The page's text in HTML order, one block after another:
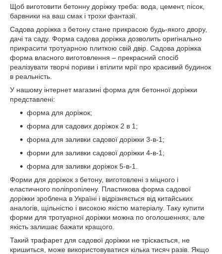
Щоб виготовити бетонну доріжку треба: вода, цемент, пісок,
барвники на ваш смак і трохи фантазії.
Садова доріжка з бетону стане прикрасою будь-якого двору,
дачі та саду. Форма садова доріжка дозволить оригінально
прикрасити тротуарною плиткою свій двір. Садова доріжка
форма власного виготовлення – прекрасний спосіб
реалізувати творчі пориви і втілити мрії про красивий будинок
в реальність.
У нашому інтернет магазині форма для бетонної доріжки
представлені:
форма для доріжок;
форма для садових доріжок 2 в 1;
форма для заливки садової доріжки 3-в-1;
форми для заливки садової доріжки 4-в-1;
форма для заливки доріжок 5-в-1.
Форми для доріжок з бетону, виготовлені з міцного і
еластичного поліпропілену. Пластикова форма садової
доріжки зроблена в Україні і відрізняється від китайських
аналогів, щільністю і високою якістю матеріалу. Таку купити
форми для тротуарної доріжки можна по оголошеннях, але
якість залишає бажати кращого.
Такий трафарет для садової доріжки не тріскається, не
кришиться, може використовуватися кілька тисяч разів. Якщо